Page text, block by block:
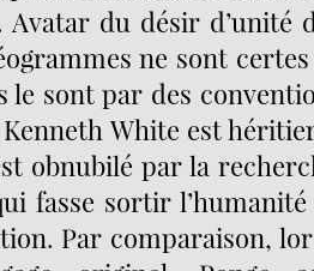
Avatar du désir d’unité
ne sont
le sont par des
White est
obnubilé par la
fasse sortir
Par comparaison,